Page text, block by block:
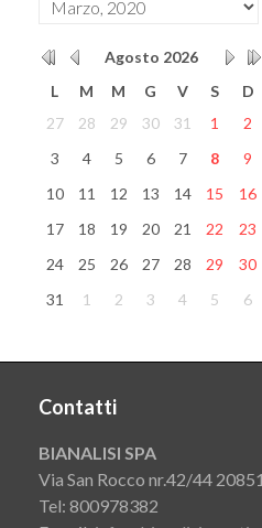
Agosto 2026
L
M M G V S
D
27
28 29 30 31 1
2
3
4 5 6 7 8
9
10
11 12 13 14 15
16
17
18 19 20 21 22
23
24
25 26 27 28 29
30
31
1 2 3 4 5 6
Contatti
BIANALISI SPA
Via San Rocco nr.42/44
Tel: 800978382